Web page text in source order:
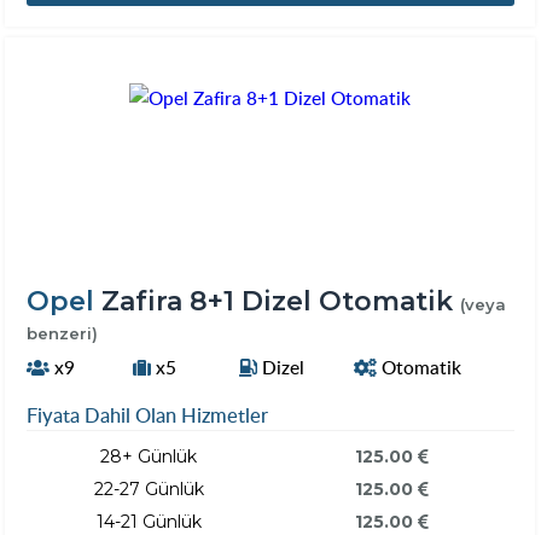
Opel Zafira 8+1 Dizel Otomatik (veya
benzeri)
x9 x5 Dizel Otomatik
Fiyata Dahil Olan Hizmetler
28+ Günlük
22-27 Günlük
14-21 Günlük
125.00
125.00
125.00